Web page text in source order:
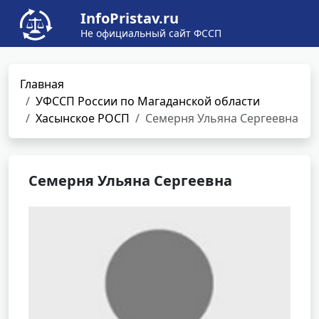
InfoPristav.ru
Не официальный сайт ФССП
Главная
УФССП России по Магаданской области
Хасынское РОСП
Семерня Ульяна Сергеевна
Семерня Ульяна Сергеевна